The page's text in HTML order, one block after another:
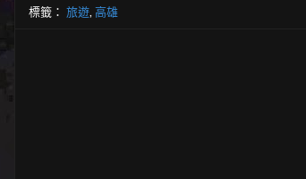
標籤： 旅遊 高雄